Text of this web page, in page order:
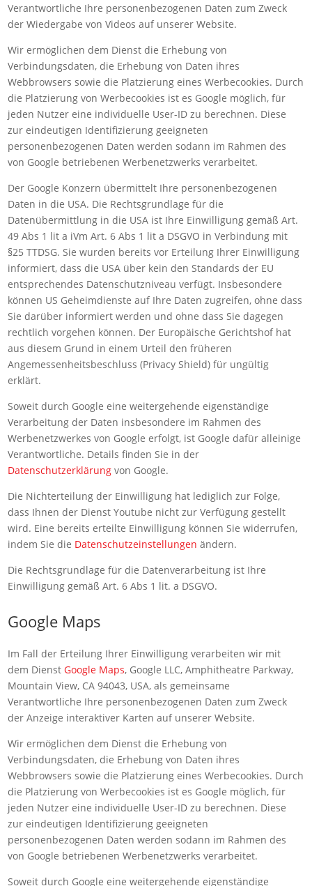
Verantwortliche Ihre personenbezogenen Daten zum Zweck
der Wiedergabe von Videos auf unserer Website.
Wir ermöglichen dem Dienst die Erhebung von
Verbindungsdaten, die Erhebung von Daten ihres
Webbrowsers sowie die Platzierung eines Werbecookies. Durch
die Platzierung von Werbecookies ist es Google möglich, für
jeden Nutzer eine individuelle User-ID zu berechnen. Diese
zur eindeutigen Identifizierung geeigneten
personenbezogenen Daten werden sodann im Rahmen des
von Google betriebenen Werbenetzwerks verarbeitet.
Der Google Konzern übermittelt Ihre personenbezogenen
Daten in die USA. Die Rechtsgrundlage für die
Datenübermittlung in die USA ist Ihre Einwilligung gemäß Art.
49 Abs 1 lit a iVm Art. 6 Abs 1 lit a DSGVO in Verbindung mit
§25 TTDSG. Sie wurden bereits vor Erteilung Ihrer Einwilligung
informiert, dass die USA über kein den Standards der EU
entsprechendes Datenschutzniveau verfügt. Insbesondere
können US Geheimdienste auf Ihre Daten zugreifen, ohne dass
Sie darüber informiert werden und ohne dass Sie dagegen
rechtlich vorgehen können. Der Europäische Gerichtshof hat
aus diesem Grund in einem Urteil den früheren
Angemessenheitsbeschluss (Privacy Shield) für ungültig
erklärt.
Soweit durch Google eine weitergehende eigenständige
Verarbeitung der Daten insbesondere im Rahmen des
Werbenetzwerkes von Google erfolgt, ist Google dafür alleinige
Verantwortliche. Details finden Sie in der
Datenschutzerklärung von Google.
Die Nichterteilung der Einwilligung hat lediglich zur Folge,
dass Ihnen der Dienst Youtube nicht zur Verfügung gestellt
wird. Eine bereits erteilte Einwilligung können Sie widerrufen,
indem Sie die Datenschutzeinstellungen ändern.
Die Rechtsgrundlage für die Datenverarbeitung ist Ihre
Einwilligung gemäß Art. 6 Abs 1 lit. a DSGVO.
Google Maps
Im Fall der Erteilung Ihrer Einwilligung verarbeiten wir mit
dem DienstGoogle Maps, Google LLC, Amphitheatre Parkway,
Mountain View, CA 94043, USA, als gemeinsame
Verantwortliche Ihre personenbezogenen Daten zum Zweck
der Anzeige interaktiver Karten auf unserer Website.
Wir ermöglichen dem Dienst die Erhebung von
Verbindungsdaten, die Erhebung von Daten ihres
Webbrowsers sowie die Platzierung eines Werbecookies. Durch
die Platzierung von Werbecookies ist es Google möglich, für
jeden Nutzer eine individuelle User-ID zu berechnen. Diese
zur eindeutigen Identifizierung geeigneten
personenbezogenen Daten werden sodann im Rahmen des
von Google betriebenen Werbenetzwerks verarbeitet.
Soweit durch Google eine weitergehende eigenständige